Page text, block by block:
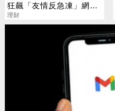
狂飆「友情反急凍」網
嘆：少管閒事
理財